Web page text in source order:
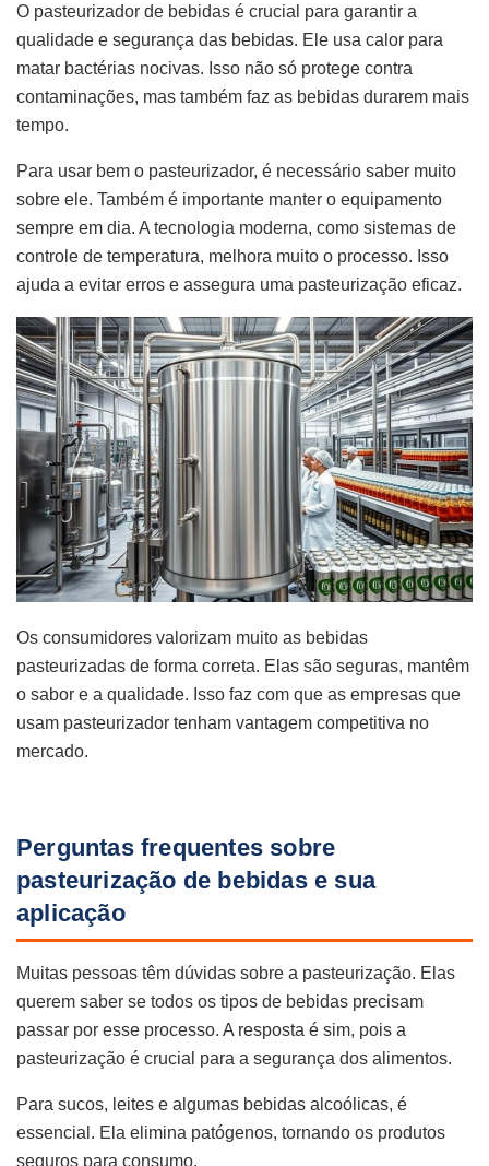
O pasteurizador de bebidas é crucial para garantir a
qualidade e segurança das bebidas. Ele usa calor para
matar bactérias nocivas. Isso não só protege contra
contaminações, mas também faz as bebidas durarem mais
tempo.
Para usar bem o pasteurizador, é necessário saber muito
sobre ele. Também é importante manter o equipamento
sempre em dia. A tecnologia moderna, como sistemas de
controle de temperatura, melhora muito o processo. Isso
ajuda a evitar erros e assegura uma pasteurização eficaz.
Os consumidores valorizam muito as bebidas
pasteurizadas de forma correta. Elas são seguras, mantêm
o sabor e a qualidade. Isso faz com que as empresas que
usam pasteurizador tenham vantagem competitiva no
mercado.
Perguntas frequentes sobre
pasteurização de bebidas e sua
aplicação
Muitas pessoas têm dúvidas sobre a pasteurização. Elas
querem saber se todos os tipos de bebidas precisam
passar por esse processo. A resposta é sim, pois a
pasteurização é crucial para a segurança dos alimentos.
Para sucos, leites e algumas bebidas alcoólicas, é
essencial. Ela elimina patógenos, tornando os produtos
seguros para consumo.